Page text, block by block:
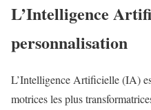
L’Intelligence
personnalisation
L’Intelligence Artificielle (IA)
motrices les plus